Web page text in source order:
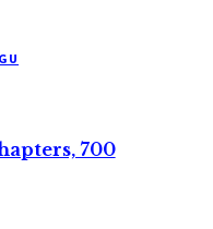
700